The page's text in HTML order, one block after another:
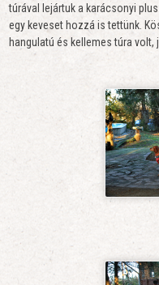
túrával lejártuk a karácsonyi
egy keveset hozzá is tettünk.
hangulatú és kellemes túra volt,